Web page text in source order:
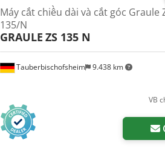
Tauberbischofsheim 9.438 km
Máy cắt chiều dài và cắt góc Graule
135/N
GRAULE ZS 135 N
VB